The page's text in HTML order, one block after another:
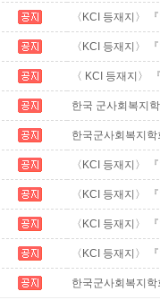
〈KCI 등재지〉
〈KCI 등재지〉
〈 KCI 등재지〉
한국 군사회복지
한국군사회복지
〈KCI 등재지〉
〈KCI 등재지〉
〈KCI 등재지〉
〈KCI 등재지〉
한국군사회복지